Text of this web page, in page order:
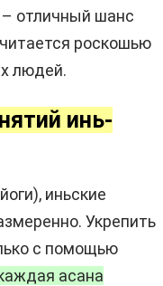
– отличный шанс
роскошью
людей.
инь-
иньские
Укрепить
с помощью
асана